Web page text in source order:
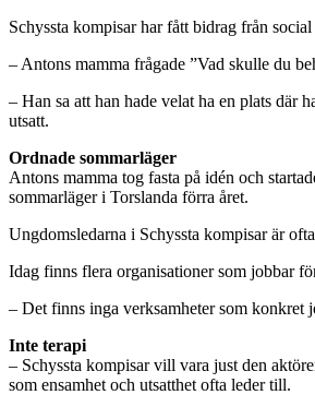
Schyssta kompisar har fått bidrag från
– Antons mamma frågade ”Vad skulle du
– Han sa att han hade velat ha en plats där
utsatt.
Ordnade sommarläger
Antons mamma tog fasta på idén och
sommarläger i Torslanda förra året.
Ungdomsledarna i Schyssta kompisar är
Idag finns flera organisationer som jobbar
– Det finns inga verksamheter som konkret
Inte terapi
– Schyssta kompisar vill vara just den
som ensamhet och utsatthet ofta leder till.